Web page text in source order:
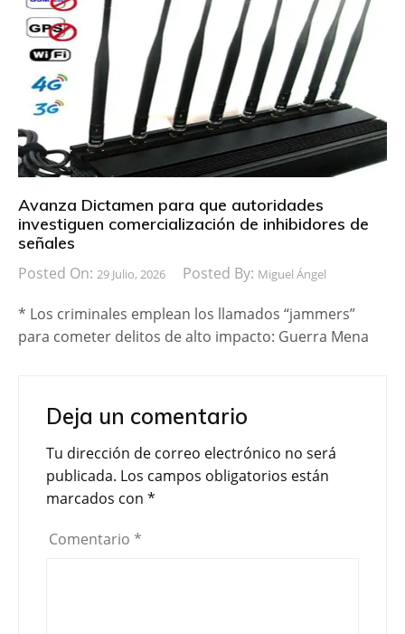
Avanza Dictamen para que autoridades
investiguen comercialización de inhibidores de
señales
Posted On: 29 Julio, 2026 Posted By: Miguel Ángel
* Los criminales emplean los llamados “jammers”
para cometer delitos de alto impacto: Guerra Mena
Deja un comentario
Tu dirección de correo electrónico no será
publicada. Los campos obligatorios están
marcados con *
Comentario *